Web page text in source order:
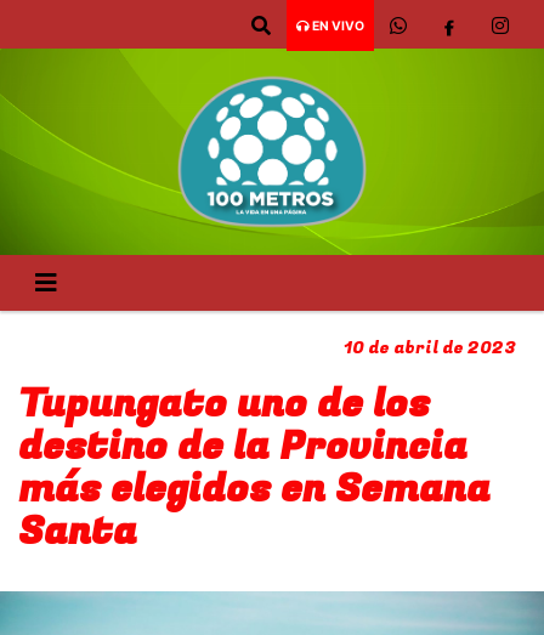
EN VIVO
10 de abril de 2023
Tupungato uno de los
destino de la Provincia
más elegidos en Semana
Santa